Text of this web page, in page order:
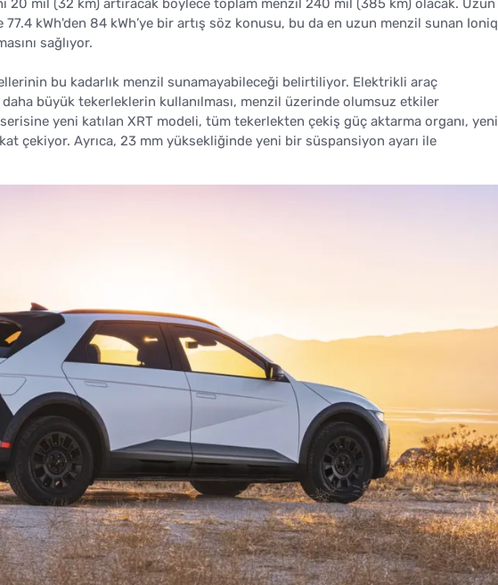
kWh'den 84 kWh’ye bir artış söz konusu, bu da en uzun menzil sunan Ioniq
sağlıyor.
bu kadarlık menzil sunamayabileceği belirtiliyor. Elektrikli araç
büyük tekerleklerin kullanılması, menzil üzerinde olumsuz etkiler
yeni katılan XRT modeli, tüm tekerlekten çekiş güç aktarma organı, yeni
çekiyor. Ayrıca, 23 mm yüksekliğinde yeni bir süspansiyon ayarı ile